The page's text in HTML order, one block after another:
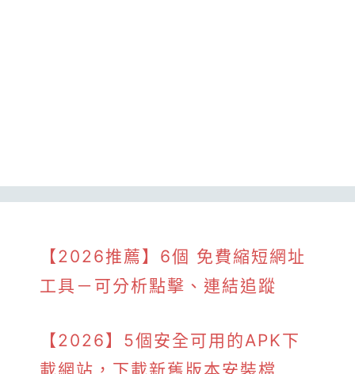
【2026推薦】6個 免費縮短網址
工具－可分析點擊、連結追蹤
【2026】5個安全可用的APK下
載網站，下載新舊版本安裝檔